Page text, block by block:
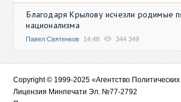
Благодаря Крылову исчезли родимые
национализма
Павел Святенков 14:48 344 349
Copyright © 1999-2025 «Агентство
Лицензия Минпечати Эл. №77-2792